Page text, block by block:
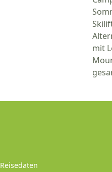
mit
Reisedaten